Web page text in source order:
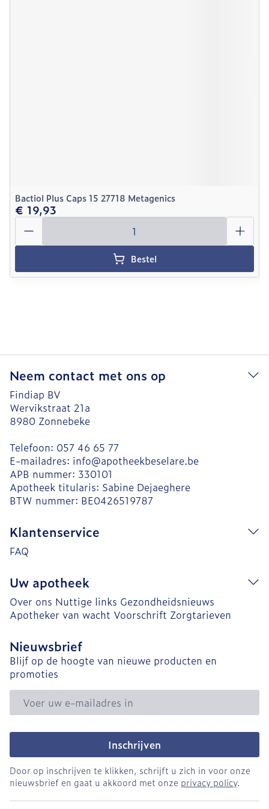
Bactiol Plus Caps 15 27718 Metagenics
€ 19,93
Aantal
Bestel
Neem contact met ons op
Findiap BV
Wervikstraat 21a
8980 Zonnebeke
Telefoon: 057 46 65 77
E-mailadres: info@apotheekbeselare.be
APB nummer: 330101
Apotheek titularis: Sabine Dejaeghere
BTW nummer: BE0426519787
Klantenservice
FAQ
Uw apotheek
Over ons Nuttige links Gezondheidsnieuws
Apotheker van wacht Voorschrift Zorgtarieven
Nieuwsbrief
Blijf op de hoogte van nieuwe producten en
promoties
E-mail adres
Inschrijven
Door op inschrijven te klikken, schrijft u zich in voor onze
nieuwsbrief en gaat u akkoord met onze privacy policy.